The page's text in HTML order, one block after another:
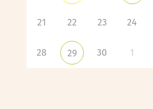
21 22 23 24
28 29 30 1